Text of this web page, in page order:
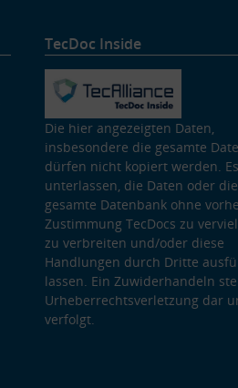
TecDoc Inside
Die hier angezeigten Daten,
insbesondere die gesamte
dürfen nicht kopiert werden.
unterlassen, die Daten oder die
gesamte Datenbank ohne
Zustimmung TecDocs zu
zu verbreiten und/oder diese
Handlungen durch Dritte
lassen. Ein Zuwiderhandeln
Urheberrechtsverletzung dar
verfolgt.